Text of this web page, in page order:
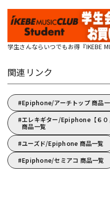
学生さんならいつでもお得『IKEBE
関連リンク
Epiphone/アーチトップ 商品
エレキギター/Epiphone【６０
商品一覧
ユーズド/Epiphone 商品一覧
Epiphone/セミアコ 商品一覧